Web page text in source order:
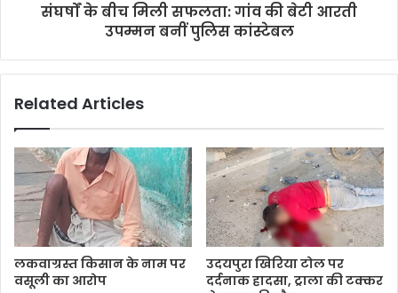
संघर्षों के बीच मिली सफलता: गांव की बेटी आरती
उपम्मन बनीं पुलिस कांस्टेबल
Related Articles
लकवाग्रस्त किसान के नाम पर
वसूली का आरोप
उदयपुरा खिरिया टोल पर
दर्दनाक हादसा, ट्राला की टक्कर